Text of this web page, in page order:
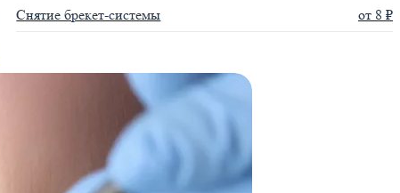
Снятие брекет-системы от 8 ₽